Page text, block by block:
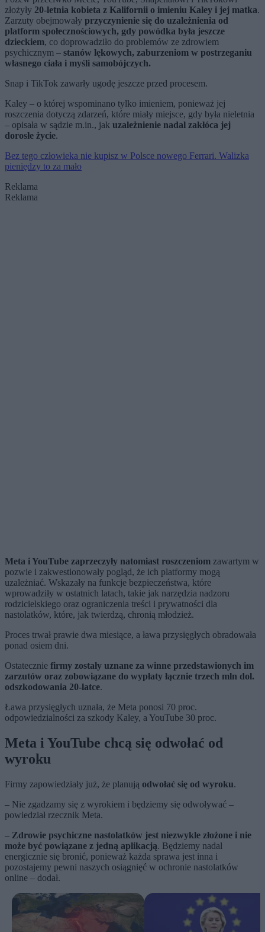
złożyły 20-letnia kobieta z Kalifornii o imieniu Kaley i jej matka.
Zarzuty obejmowały przyczynienie się do uzależnienia od
platform społecznościowych, gdy powódka była jeszcze
dzieckiem, co doprowadziło do problemów ze zdrowiem
psychicznym – stanów lękowych, zaburzeniom w postrzeganiu
własnego ciała i myśli samobójczych.
Snap i TikTok zawarły ugodę jeszcze przed procesem.
Kaley – o której wspominano tylko imieniem, ponieważ jej
roszczenia dotyczą zdarzeń, które miały miejsce, gdy była nieletnia
– opisała w sądzie m.in., jak uzależnienie nadal zakłóca jej
dorosłe życie.
Bez tego człowieka nie kupisz w Polsce nowego Ferrari. Walizka
pieniędzy to za mało
Reklama
Reklama
Meta i YouTube zaprzeczyły natomiast roszczeniom zawartym w
pozwie i zakwestionowały pogląd, że ich platformy mogą
uzależniać. Wskazały na funkcje bezpieczeństwa, które
wprowadziły w ostatnich latach, takie jak narzędzia nadzoru
rodzicielskiego oraz ograniczenia treści i prywatności dla
nastolatków, które, jak twierdzą, chronią młodzież.
Proces trwał prawie dwa miesiące, a ława przysięgłych obradowała
ponad osiem dni.
Ostatecznie firmy zostały uznane za winne przedstawionych im
zarzutów oraz zobowiązane do wypłaty łącznie trzech mln dol.
odszkodowania 20-latce.
Ława przysięgłych uznała, że Meta ponosi 70 proc.
odpowiedzialności za szkody Kaley, a YouTube 30 proc.
Meta i YouTube chcą się odwołać od
wyroku
Firmy zapowiedziały już, że planują odwołać się od wyroku.
– Nie zgadzamy się z wyrokiem i będziemy się odwoływać –
powiedział rzecznik Meta.
– Zdrowie psychiczne nastolatków jest niezwykle złożone i nie
może być powiązane z jedną aplikacją. Będziemy nadal
energicznie się bronić, ponieważ każda sprawa jest inna i
pozostajemy pewni naszych osiągnięć w ochronie nastolatków
online – dodał.